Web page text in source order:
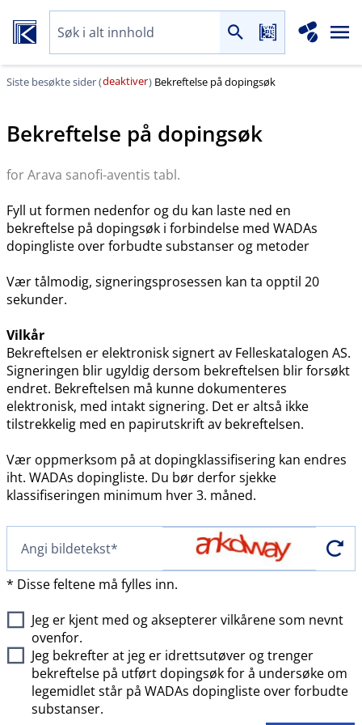
Siste besøkte sider (deaktiver) Bekreftelse på dopingsøk
Bekreftelse på dopingsøk
for Arava sanofi-aventis tabl.
Fyll ut formen nedenfor og du kan laste ned en
bekreftelse på dopingsøk i forbindelse med WADAs
dopingliste over forbudte substanser og metoder
Vær tålmodig, signeringsprosessen kan ta opptil 20
sekunder.
Vilkår
Bekreftelsen er elektronisk signert av Felleskatalogen AS.
Signeringen blir ugyldig dersom bekreftelsen blir forsøkt
endret. Bekreftelsen må kunne dokumenteres
elektronisk, med intakt signering. Det er altså ikke
tilstrekkelig med en papirutskrift av bekreftelsen.
Vær oppmerksom på at dopingklassifisering kan endres
iht. WADAs dopingliste. Du bør derfor sjekke
klassifiseringen minimum hver 3. måned.
* Disse feltene må fylles inn.
Jeg er kjent med og aksepterer vilkårene som nevnt
ovenfor.
Jeg bekrefter at jeg er idrettsutøver og trenger
bekreftelse på utført dopingsøk for å undersøke om
legemidlet står på WADAs dopingliste over forbudte
substanser.